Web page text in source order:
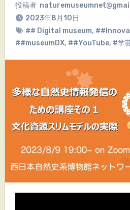
投稿者
2023年8月10日
## Digital museum,
##museumDX, ##YouTube, #学